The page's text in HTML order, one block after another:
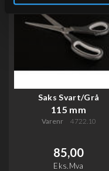
Saks Svart/Grå
115 mm
Varenr 4722.10
85,00
Eks.Mva